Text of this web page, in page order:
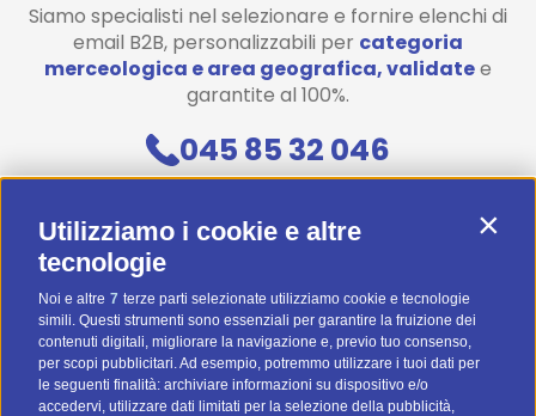
Utilizziamo i cookie e altre
tecnologie
Noi e altre 7 terze parti selezionate utilizziamo cookie e tecnologie
simili. Questi strumenti sono essenziali per garantire la fruizione dei
contenuti digitali, migliorare la navigazione e, previo tuo consenso,
per scopi pubblicitari. Ad esempio, potremmo utilizzare i tuoi dati per
le seguenti finalità: archiviare informazioni su dispositivo e/o
accedervi, utilizzare dati limitati per la selezione della pubblicità,
Siamo specialisti nel selezionare e fornire elenchi di
email B2B, personalizzabili per categoria
merceologica e area geografica, validatee
garantite al 100%.
045 85 32 046
Diventa uno di noi! (Posizioni aperte)
Preventivo Personalizzato
BTOMAIL Pro
Metodi Di Pagamento